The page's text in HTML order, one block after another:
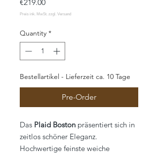
€219.00
Quantity *
Bestellartikel - Lieferzeit ca. 10 Tage
Pre-Order
Das Plaid Boston präsentiert sich in
zeitlos schöner Eleganz.
Hochwertige feinste weiche